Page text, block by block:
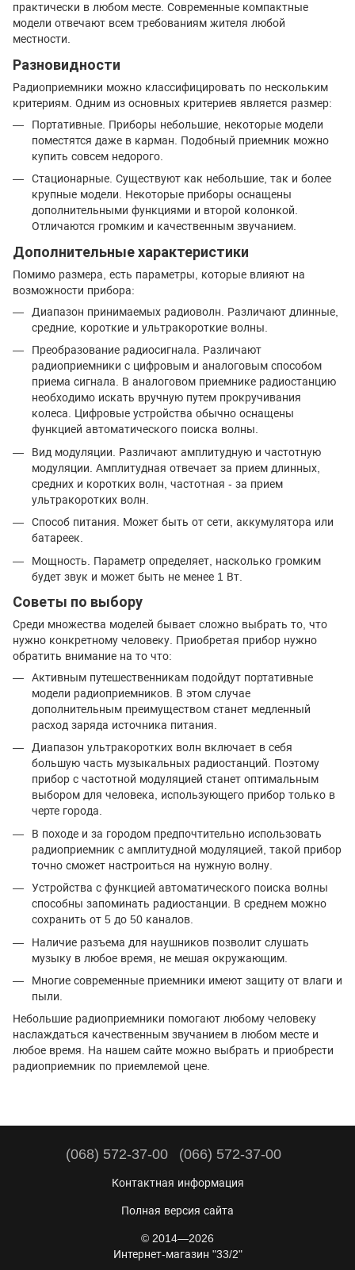
практически в любом месте. Современные компактные
модели отвечают всем требованиям жителя любой
местности.
Разновидности
Радиоприемники можно классифицировать по нескольким
критериям. Одним из основных критериев является размер:
Портативные. Приборы небольшие, некоторые модели
поместятся даже в карман. Подобный приемник можно
купить совсем недорого.
Стационарные. Существуют как небольшие, так и более
крупные модели. Некоторые приборы оснащены
дополнительными функциями и второй колонкой.
Отличаются громким и качественным звучанием.
Дополнительные характеристики
Помимо размера, есть параметры, которые влияют на
возможности прибора:
Диапазон принимаемых радиоволн. Различают длинные,
средние, короткие и ультракороткие волны.
Преобразование радиосигнала. Различают
радиоприемники с цифровым и аналоговым способом
приема сигнала. В аналоговом приемнике радиостанцию
необходимо искать вручную путем прокручивания
колеса. Цифровые устройства обычно оснащены
функцией автоматического поиска волны.
Вид модуляции. Различают амплитудную и частотную
модуляции. Амплитудная отвечает за прием длинных,
средних и коротких волн, частотная - за прием
ультракоротких волн.
Способ питания. Может быть от сети, аккумулятора или
батареек.
Мощность. Параметр определяет, насколько громким
будет звук и может быть не менее 1 Вт.
Советы по выбору
Среди множества моделей бывает сложно выбрать то, что
нужно конкретному человеку. Приобретая прибор нужно
обратить внимание на то что:
Активным путешественникам подойдут портативные
модели радиоприемников. В этом случае
дополнительным преимуществом станет медленный
расход заряда источника питания.
Диапазон ультракоротких волн включает в себя
большую часть музыкальных радиостанций. Поэтому
прибор с частотной модуляцией станет оптимальным
выбором для человека, использующего прибор только в
черте города.
В походе и за городом предпочтительно использовать
радиоприемник с амплитудной модуляцией, такой прибор
точно сможет настроиться на нужную волну.
Устройства с функцией автоматического поиска волны
способны запоминать радиостанции. В среднем можно
сохранить от 5 до 50 каналов.
Наличие разъема для наушников позволит слушать
музыку в любое время, не мешая окружающим.
Многие современные приемники имеют защиту от влаги и
пыли.
Небольшие радиоприемники помогают любому человеку
наслаждаться качественным звучанием в любом месте и
любое время. На нашем сайте можно выбрать и приобрести
радиоприемник по приемлемой цене.
(068) 572-37-00 (066) 572-37-00
Контактная информация
Полная версия сайта
© 2014—2026
Интернет-магазин "33/2"